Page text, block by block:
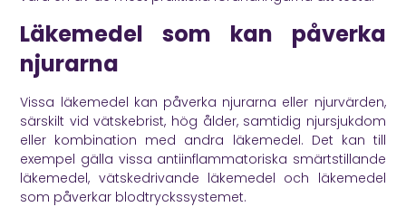
Läkemedel som kan påverka
njurarna
Vissa läkemedel kan påverka njurarna eller njurvärden,
särskilt vid vätskebrist, hög ålder, samtidig njursjukdom
eller kombination med andra läkemedel. Det kan till
exempel gälla vissa antiinflammatoriska smärtstillande
läkemedel, vätskedrivande läkemedel och läkemedel
som påverkar blodtryckssystemet.